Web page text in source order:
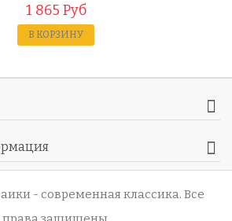
1 865 Руб
В КОРЗИНУ
- современная классика. Все